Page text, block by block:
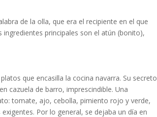
de la olla, que era el recipiente en el que
principales son el atún (bonito),
que encasilla la cocina navarra. Su secreto
cazuela de barro, imprescindible. Una
tomate, ajo, cebolla, pimiento rojo y verde,
Por lo general, se dejaba un día en